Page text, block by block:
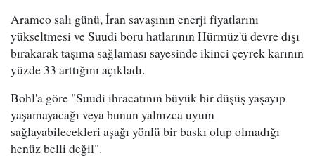
Aramco salı günü, İran savaşının enerji fiyatlarını
yükseltmesi ve Suudi boru hatlarının Hürmüz'ü devre dışı
bırakarak taşıma sağlaması sayesinde ikinci çeyrek karının
yüzde 33 arttığını açıkladı.
Bohl'a göre "Suudi ihracatının büyük bir düşüş yaşayıp
yaşamayacağı veya bunun yalnızca uyum
sağlayabilecekleri aşağı yönlü bir baskı olup olmadığı
henüz belli değil".